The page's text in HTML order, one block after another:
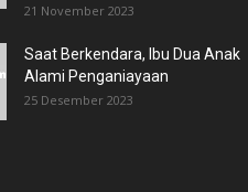
21 November 2023
Saat Berkendara, Ibu Dua Anak
Alami Penganiayaan
25 Desember 2023